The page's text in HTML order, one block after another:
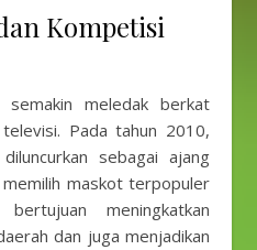
Kompetisi
semakin meledak berkat
Pada tahun 2010,
sebagai ajang
maskot terpopuler
meningkatkan
dan juga menjadikan